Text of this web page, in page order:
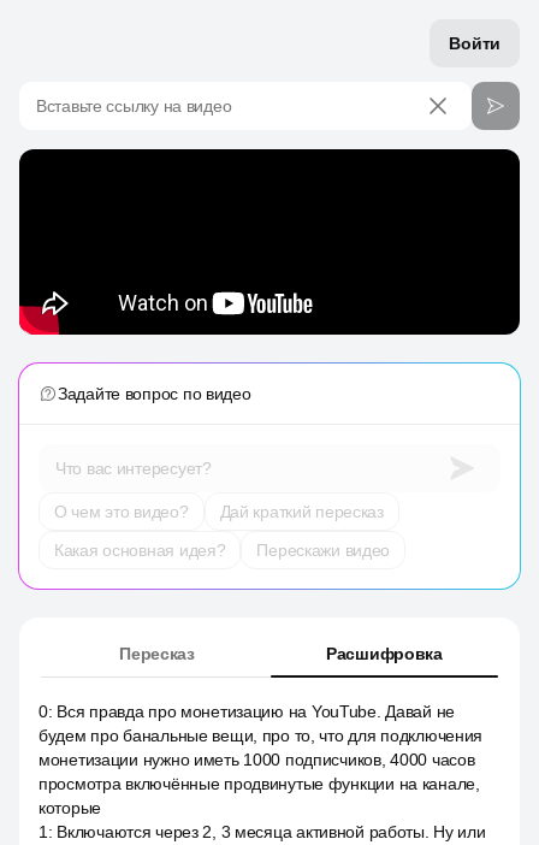
Войти
Вставьте ссылку на видео
Задайте вопрос по видео
Что вас интересует?
О чем это видео?
Дай краткий пересказ
Какая основная идея?
Перескажи видео
Пересказ Расшифровка
0: Вся правда про монетизацию на YouTube. Давай не
будем про банальные вещи, про то, что для подключения
монетизации нужно иметь 1000 подписчиков, 4000 часов
просмотра включённые продвинутые функции на канале,
которые
1 : Включаются через 2, 3 месяца активной работы. Ну или